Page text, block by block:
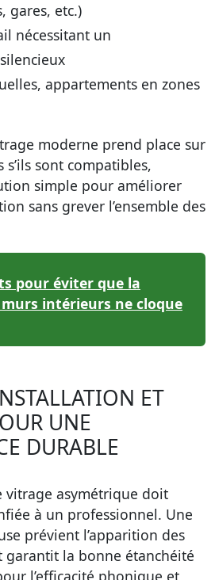
gares, etc.)
nécessitant un
appartements en zones
moderne prend place sur
s’ils sont compatibles,
simple pour améliorer
sans grever l’ensemble des
pour éviter que la
intérieurs ne cloque
ET
UNE
DURABLE
vitrage asymétrique doit
à un professionnel. Une
prévient l’apparition des
garantit la bonne étanchéité
l’efficacité phonique et